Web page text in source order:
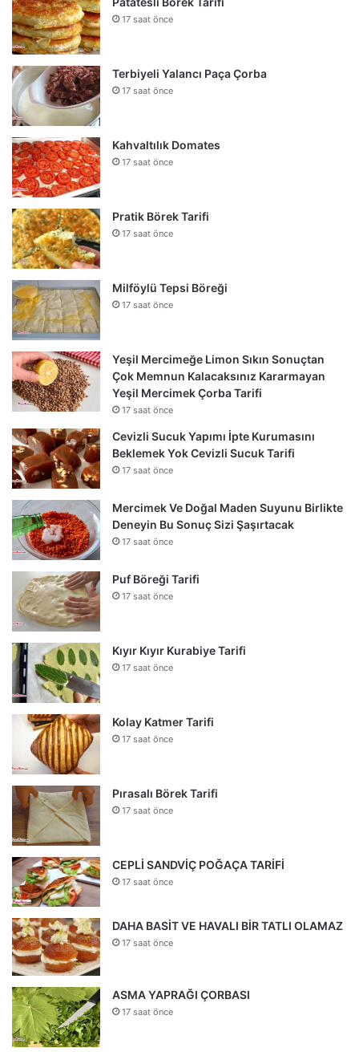
17 saat önce
Terbiyeli Yalancı Paça Çorba
17 saat önce
Kahvaltılık Domates
17 saat önce
Pratik Börek Tarifi
17 saat önce
Milföylü Tepsi Böreği
17 saat önce
Yeşil Mercimeğe Limon Sıkın Sonuçtan
Çok Memnun Kalacaksınız Kararmayan
Yeşil Mercimek Çorba Tarifi
17 saat önce
Cevizli Sucuk Yapımı İpte Kurumasını
Beklemek Yok Cevizli Sucuk Tarifi
17 saat önce
Mercimek Ve Doğal Maden Suyunu Birlikte
Deneyin Bu Sonuç Sizi Şaşırtacak
17 saat önce
Puf Böreği Tarifi
17 saat önce
Kıyır Kıyır Kurabiye Tarifi
17 saat önce
Kolay Katmer Tarifi
17 saat önce
Pırasalı Börek Tarifi
17 saat önce
CEPLİ SANDVİÇ POĞAÇA TARİFİ
17 saat önce
DAHA BASİT VE HAVALI BİR TATLI OLAMAZ
17 saat önce
ASMA YAPRAĞI ÇORBASI
17 saat önce